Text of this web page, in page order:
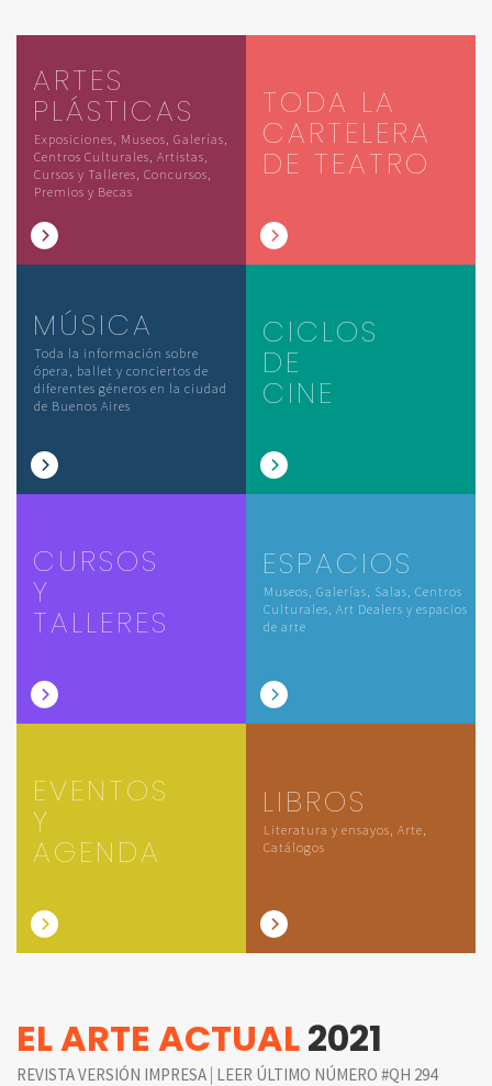
ARTES
PLÁSTICAS
Exposiciones, Museos, Galerías,
Centros Culturales, Artistas,
Cursos y Talleres, Concursos,
Premios y Becas
TODA LA
CARTELERA
DE TEATRO
MÚSICA
Toda la información sobre
ópera, ballet y conciertos de
diferentes géneros en la ciudad
de Buenos Aires
CICLOS
DE
CINE
CURSOS
Y
TALLERES
ESPACIOS
Museos, Galerías, Salas, Centros
Culturales, Art Dealers y espacios
de arte
EVENTOS
Y
AGENDA
LIBROS
Literatura y ensayos, Arte,
Catálogos
EL ARTE ACTUAL2021
REVISTA VERSIÓN IMPRESA | LEER ÚLTIMO NÚMERO #QH 294